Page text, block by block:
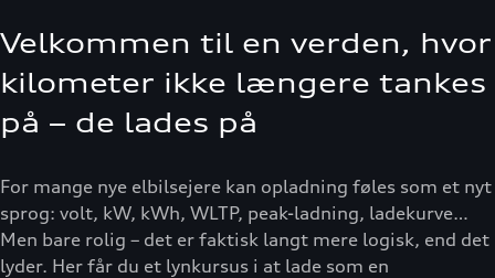
Velkommen til en verden, hvor
kilometer ikke længere tankes
på – de lades på
For mange nye elbilsejere kan opladning føles som et nyt
sprog: volt, kW, kWh, WLTP, peak-ladning, ladekurve…
Men bare rolig – det er faktisk langt mere logisk, end det
lyder. Her får du et lynkursus i at lade som en